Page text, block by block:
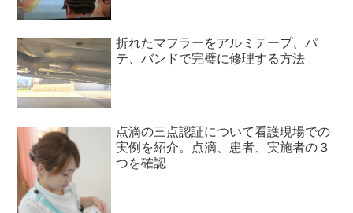
折れたマフラーをアルミテープ、パ
テ、バンドで完璧に修理する方法
点滴の三点認証について看護現場での
実例を紹介。点滴、患者、実施者の３
つを確認